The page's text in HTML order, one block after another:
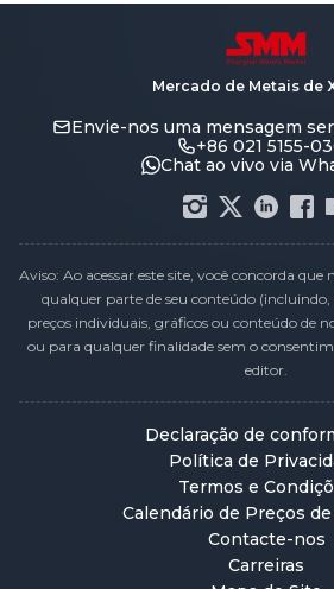
Mercado de Metais de
Envie-nos uma mensagem
+86 021 5155-
Chat ao vivo via
Aviso: Ao acessar este site, você concorda
qualquer parte de seu conteúdo
preços individuais, gráficos ou conteúdo de
ou para qualquer finalidade sem o
editor.
Declaração de
Política de
Termos e
Calendário de Preços
Contacte-nos
Carreiras